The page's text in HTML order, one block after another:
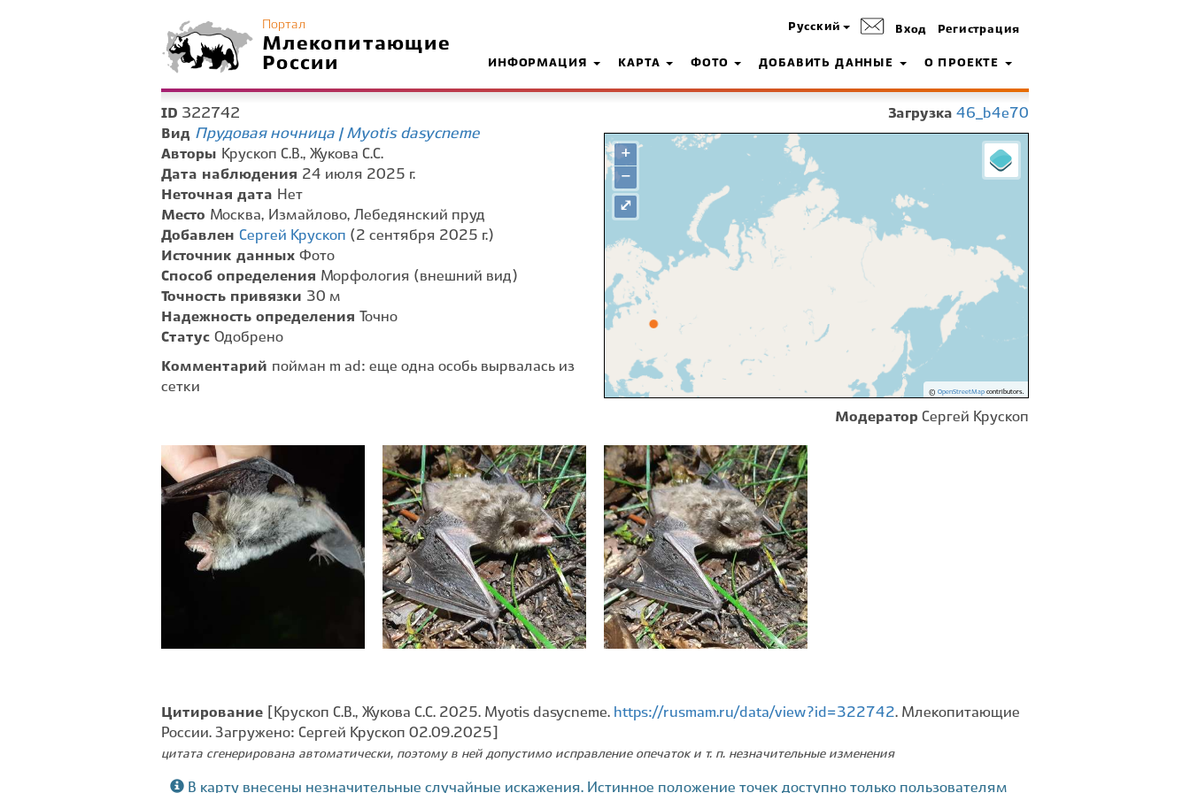
Портал
Млекопитающие
России
Русский Вход Регистрация
ИНФОРМАЦИЯ КАРТА ФОТО ДОБАВИТЬ ДАННЫЕ О ПРОЕКТЕ
ID 322742
Вид Прудовая ночница | Myotis dasycneme
Авторы Крускоп С.В., Жукова С.С.
Дата наблюдения 24 июля 2025 г.
Неточная дата Нет
Место Москва, Измайлово, Лебедянский пруд
Добавлен Сергей Крускоп (2 сентября 2025 г.)
Источник данных Фото
Способ определения Морфология (внешний вид)
Точность привязки 30 м
Надежность определения
Точно
Статус Одобрено
Комментарий пойман m ad: еще одна особь вырвалась из
сетки
Загрузка 46_b4e70
+
−
© OpenStreetMapcontributors.
⤢
Модератор Сергей Крускоп
Цитирование [Крускоп С.В., Жукова С.С. 2025. Myotis dasycneme. https://rusmam.ru/data/view?id=322742. Млекопитающие
России. Загружено: Сергей Крускоп 02.09.2025]
цитата сгенерирована автоматически, поэтому в ней допустимо исправление опечаток и т. п. незначительные изменения
В карту внесены незначительные случайные искажения. Истинное положение точек доступно только пользователям